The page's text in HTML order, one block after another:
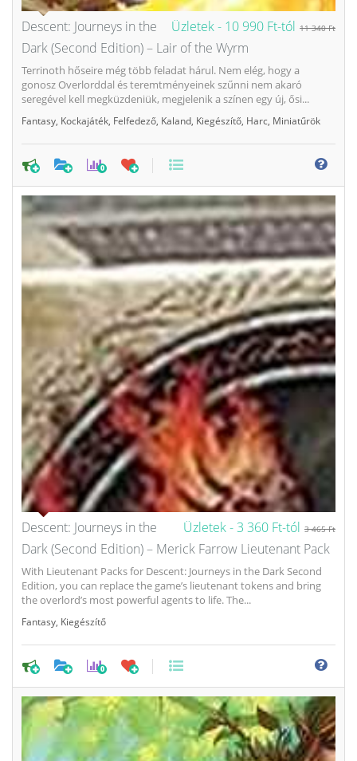
Üzletek - 10 990 Ft-tól 11 340 Ft
Descent: Journeys in the
Dark (Second Edition) – Lair of the Wyrm
Terrinoth hőseire még több feladat hárul. Nem elég, hogy a
gonosz Overlorddal és teremtményeinek szűnni nem akaró
seregével kell megküzdeniük, megjelenik a színen egy új, ősi...
Fantasy Kockajáték Felfedező Kaland Kiegészítő Harc Miniatűrök
0
Üzletek -3 360 Ft-tól 3 465 Ft
Descent: Journeys in the
Dark (Second Edition) – Merick Farrow Lieutenant Pack
With Lieutenant Packs for Descent: Journeys in the Dark Second
Edition, you can replace the game’s lieutenant tokens and bring
the overlord’s most powerful agents to life. The...
Fantasy Kiegészítő
0